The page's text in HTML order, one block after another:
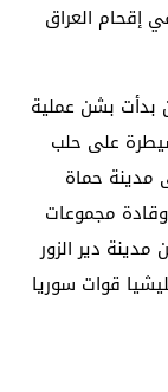
إقحام العراق
بدأت بشن عملية
على حلب
مدينة حماة
مجموعات
دير الزور
قوات سوريا